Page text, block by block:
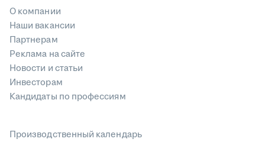
О компании
Наши вакансии
Партнерам
Реклама на сайте
Новости и статьи
Инвесторам
Кандидаты по профессиям
Производственный календарь